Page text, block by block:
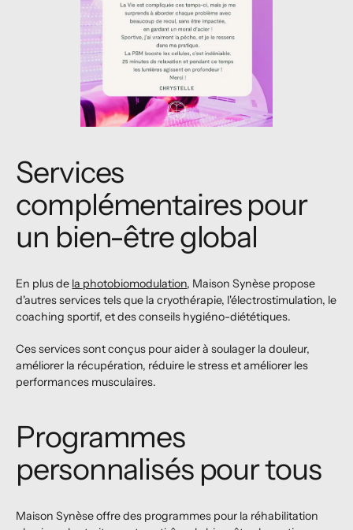
Services
complémentaires pour
un bien-être global
En plus de la photobiomodulation, Maison Synèse propose
d'autres services tels que la cryothérapie, l'électrostimulation, le
coaching sportif, et des conseils hygiéno-diététiques.
Ces services sont conçus pour aider à soulager la douleur,
améliorer la récupération, réduire le stress et améliorer les
performances musculaires.
Programmes
personnalisés pour tous
Maison Synèse offre des programmes pour la réhabilitation